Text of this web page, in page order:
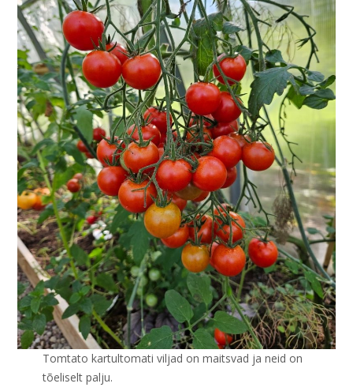
Tomtato kartultomati viljad on maitsvad ja neid on
tõeliselt palju.